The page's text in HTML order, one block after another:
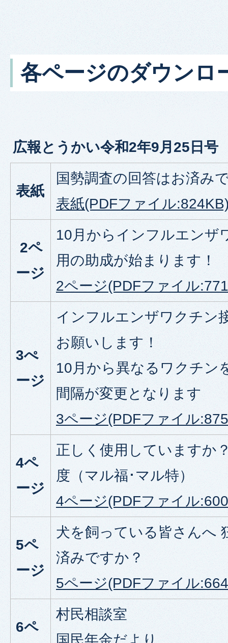
各ページのダウンロ
広報とうかい令和2年9月25日号
表紙
国勢調査の回答はお済み
表紙(PDFファイル
2ペ
ージ
10月からインフルエンザ
用の助成が始まります！
2ページ(PDFファイル
3ぺ
ージ
インフルエンザワクチン
お願いします！
10月から異なるワクチン
間隔が変更となります
3ページ(PDFファイル
4ペ
ージ
正しく使用していますか
度（マル福･マル特）
4ページ(PDFファイル
5ペ
ージ
犬を飼っている皆さんへ
済みですか？
5ページ(PDFファイル
6ペ
村民相談室
国民年金だより